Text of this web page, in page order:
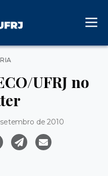
UFRJ no
de 2010